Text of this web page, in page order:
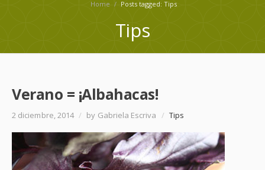
Home / Posts tagged: Tips
Tips
Verano = ¡Albahacas!
2 diciembre, 2014 / by Gabriela Escriva / Tips